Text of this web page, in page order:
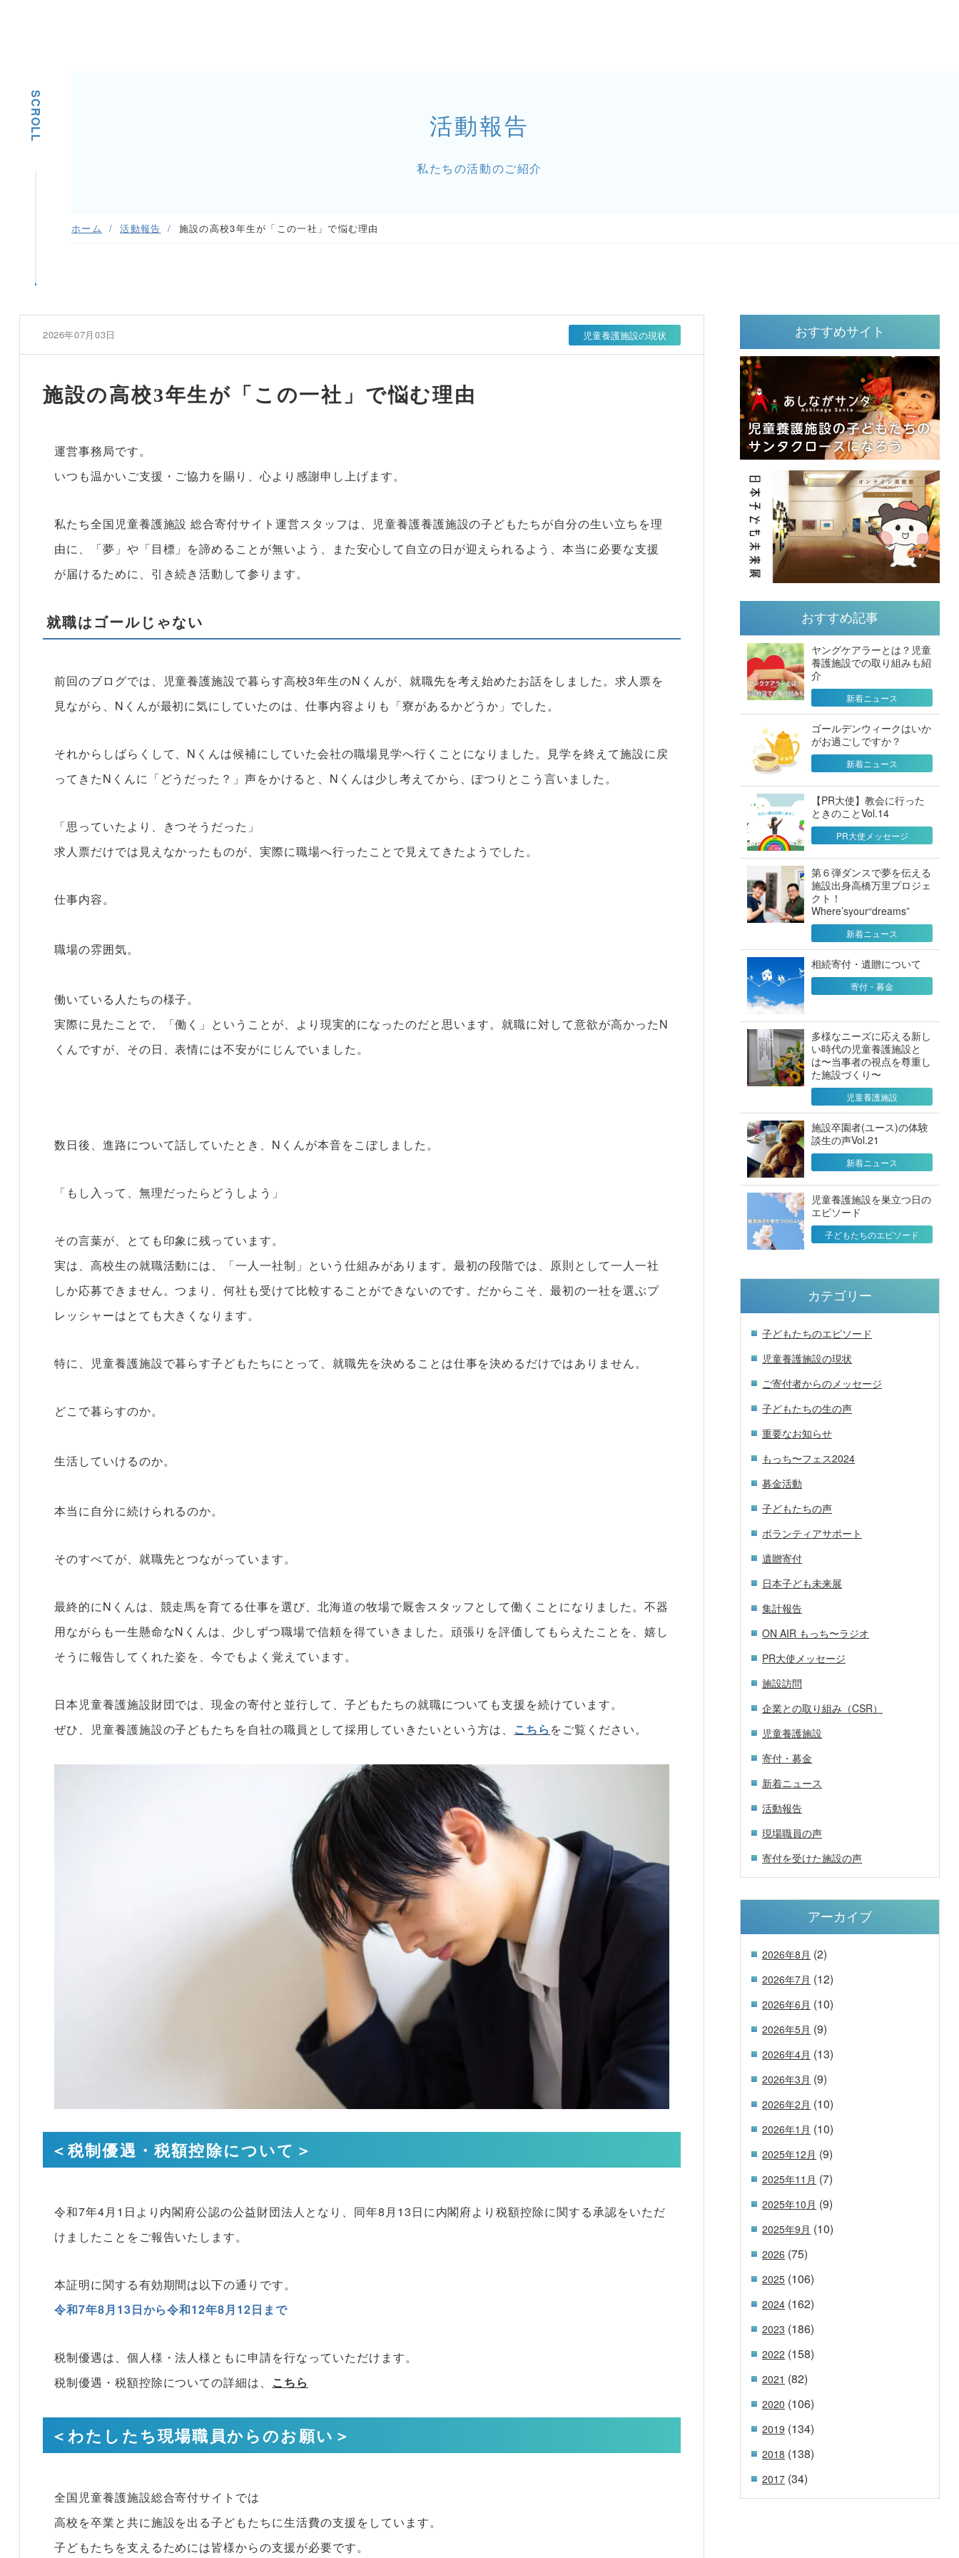
SCROLL 活動報告
私たちの活動のご紹介
ホーム 活動報告 施設の高校3年生が「この一社」で悩む理由
2026年07月03日 児童養護施設の現状
施設の高校3年生が「この一社」で悩む理由
運営事務局です。
いつも温かいご支援・ご協力を賜り、心より感謝申し上げます。
私たち全国児童養護施設 総合寄付サイト運営スタッフは、児童養護養護施設の子どもたちが自分の生い立ちを理
由に、「夢」や「目標」を諦めることが無いよう、また安心して自立の日が迎えられるよう、本当に必要な支援
が届けるために、引き続き活動して参ります。
就職はゴールじゃない
前回のブログでは、児童養護施設で暮らす高校3年生のNくんが、就職先を考え始めたお話をしました。求人票を
見ながら、Nくんが最初に気にしていたのは、仕事内容よりも「寮があるかどうか」でした。
それからしばらくして、Nくんは候補にしていた会社の職場見学へ行くことになりました。見学を終えて施設に戻
ってきたNくんに「どうだった？」声をかけると、Nくんは少し考えてから、ぽつりとこう言いました。
「思っていたより、きつそうだった」
求人票だけでは見えなかったものが、実際に職場へ行ったことで見えてきたようでした。
仕事内容。
職場の雰囲気。
働いている人たちの様子。
実際に見たことで、「働く」ということが、より現実的になったのだと思います。就職に対して意欲が高かったN
くんですが、その日、表情には不安がにじんでいました。
数日後、進路について話していたとき、Nくんが本音をこぼしました。
「もし入って、無理だったらどうしよう」
その言葉が、とても印象に残っています。
実は、高校生の就職活動には、「一人一社制」という仕組みがあります。最初の段階では、原則として一人一社
しか応募できません。つまり、何社も受けて比較することができないのです。だからこそ、最初の一社を選ぶプ
レッシャーはとても大きくなります。
特に、児童養護施設で暮らす子どもたちにとって、就職先を決めることは仕事を決めるだけではありません。
どこで暮らすのか。
生活していけるのか。
本当に自分に続けられるのか。
そのすべてが、就職先とつながっています。
最終的にNくんは、競走馬を育てる仕事を選び、北海道の牧場で厩舎スタッフとして働くことになりました。不器
用ながらも一生懸命なNくんは、少しずつ職場で信頼を得ていきました。頑張りを評価してもらえたことを、嬉し
そうに報告してくれた姿を、今でもよく覚えています。
日本児童養護施設財団では、現金の寄付と並行して、子どもたちの就職についても支援を続けています。
ぜひ、児童養護施設の子どもたちを自社の職員として採用していきたいという方は、 こちら をご覧ください。
＜税制優遇・税額控除について＞
令和7年4月1日より内閣府公認の公益財団法人となり、同年8月13日に内閣府より税額控除に関する承認をいただ
けましたことをご報告いたします。
本証明に関する有効期間は以下の通りです。
令和7年8月13日から令和12年8月12日まで
税制優遇は、個人様・法人様ともに申請を行なっていただけます。
税制優遇・税額控除についての詳細は、 こちら
＜わたしたち現場職員からのお願い＞
全国児童養護施設総合寄付サイトでは
高校を卒業と共に施設を出る子どもたちに生活費の支援をしています。
子どもたちを支えるためには皆様からの支援が必要です。
おすすめサイト
おすすめ記事
ヤングケアラーとは？児童
養護施設での取り組みも紹
介
新着ニュース
ゴールデンウィークはいか
がお過ごしですか？
新着ニュース
【PR大使】教会に行った
ときのことVol.14
PR大使メッセージ
第６弾ダンスで夢を伝える
施設出身高橋万里プロジェ
クト！
Where’syour“dreams”
新着ニュース
相続寄付・遺贈について
寄付・募金
多様なニーズに応える新し
い時代の児童養護施設と
は〜当事者の視点を尊重し
た施設づくり〜
児童養護施設
施設卒園者(ユース)の体験
談生の声Vol.21
新着ニュース
児童養護施設を巣立つ日の
エピソード
子どもたちのエピソード
カテゴリー
子どもたちのエピソード
児童養護施設の現状
ご寄付者からのメッセージ
子どもたちの生の声
重要なお知らせ
もっち〜フェス2024
募金活動
子どもたちの声
ボランティアサポート
遺贈寄付
日本子ども未来展
集計報告
ON AIR もっち〜ラジオ
PR大使メッセージ
施設訪問
企業との取り組み（CSR）
児童養護施設
寄付・募金
新着ニュース
活動報告
現場職員の声
寄付を受けた施設の声
アーカイブ
2026年8月 (2)
2026年7月 (12)
2026年6月 (10)
2026年5月 (9)
2026年4月 (13)
2026年3月 (9)
2026年2月 (10)
2026年1月 (10)
2025年12月 (9)
2025年11月 (7)
2025年10月 (9)
2025年9月 (10)
2026 (75)
2025 (106)
2024 (162)
2023 (186)
2022 (158)
2021 (82)
2020 (106)
2019 (134)
2018 (138)
2017 (34)